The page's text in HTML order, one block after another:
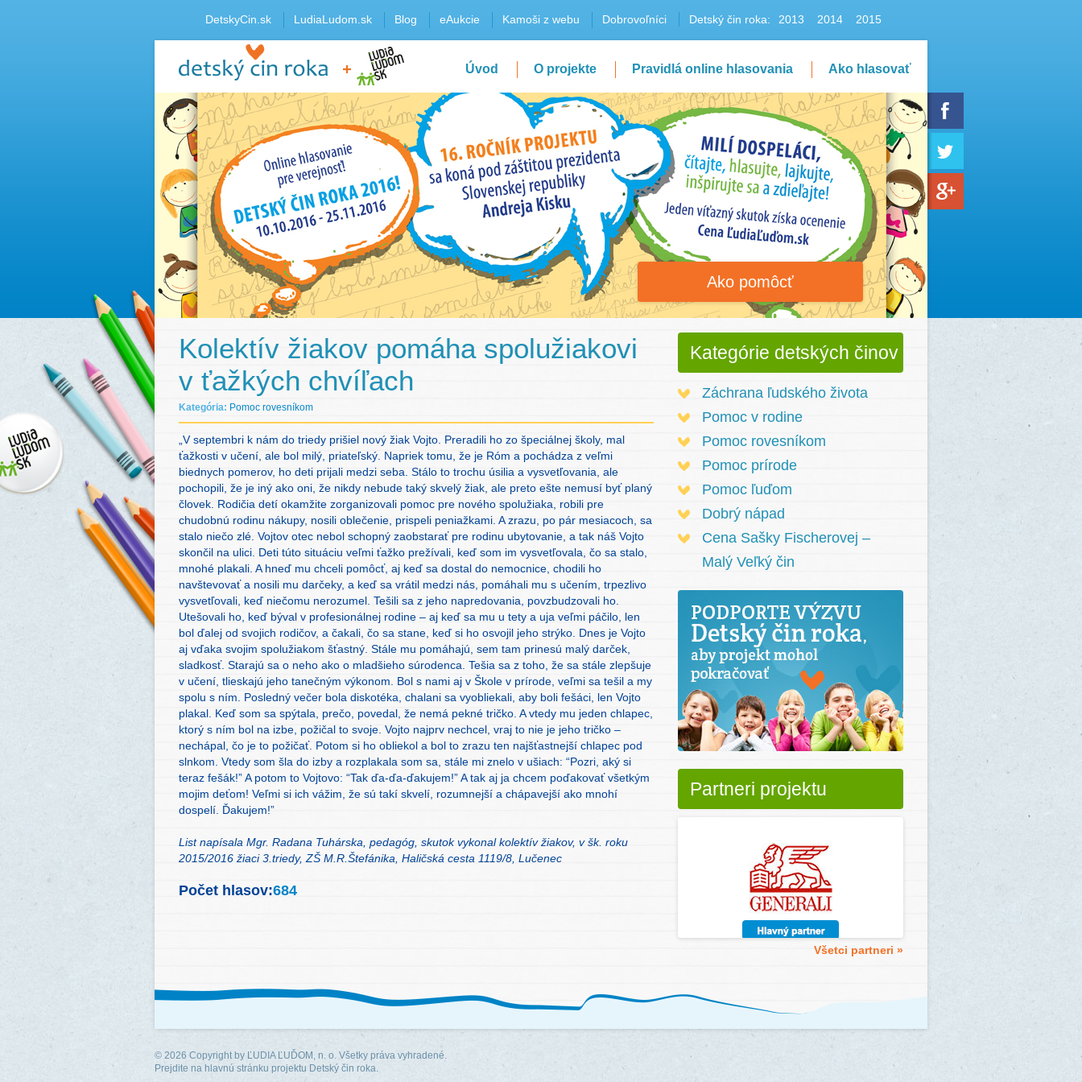
DetskyCin.sk LudiaLudom.sk Blog eAukcie Kamoši z webu Dobrovoľníci Detský čin roka: 2013 2014 2015
Úvod O projekte Pravidlá online hlasovania Ako hlasovať
Ako pomôcť
Kolektív žiakov pomáha spolužiakovi
v ťažkých chvíľach
Kategória: Pomoc rovesníkom
„V septembri k nám do triedy prišiel nový žiak Vojto. Preradili ho zo špeciálnej školy, mal
ťažkosti v učení, ale bol milý, priateľský. Napriek tomu, že je Róm a pochádza z veľmi
biednych pomerov, ho deti prijali medzi seba. Stálo to trochu úsilia a vysvetľovania, ale
pochopili, že je iný ako oni, že nikdy nebude taký skvelý žiak, ale preto ešte nemusí byť planý
človek. Rodičia detí okamžite zorganizovali pomoc pre nového spolužiaka, robili pre
chudobnú rodinu nákupy, nosili oblečenie, prispeli peniažkami. A zrazu, po pár mesiacoch, sa
stalo niečo zlé. Vojtov otec nebol schopný zaobstarať pre rodinu ubytovanie, a tak náš Vojto
skončil na ulici. Deti túto situáciu veľmi ťažko prežívali, keď som im vysvetľovala, čo sa stalo,
mnohé plakali. A hneď mu chceli pomôcť, aj keď sa dostal do nemocnice, chodili ho
navštevovať a nosili mu darčeky, a keď sa vrátil medzi nás, pomáhali mu s učením, trpezlivo
vysvetľovali, keď niečomu nerozumel. Tešili sa z jeho napredovania, povzbudzovali ho.
Utešovali ho, keď býval v profesionálnej rodine – aj keď sa mu u tety a uja veľmi páčilo, len
bol ďalej od svojich rodičov, a čakali, čo sa stane, keď si ho osvojil jeho strýko. Dnes je Vojto
aj vďaka svojim spolužiakom šťastný. Stále mu pomáhajú, sem tam prinesú malý darček,
sladkosť. Starajú sa o neho ako o mladšieho súrodenca. Tešia sa z toho, že sa stále zlepšuje
v učení, tlieskajú jeho tanečným výkonom. Bol s nami aj v Škole v prírode, veľmi sa tešil a my
spolu s ním. Posledný večer bola diskotéka, chalani sa vyobliekali, aby boli fešáci, len Vojto
plakal. Keď som sa spýtala, prečo, povedal, že nemá pekné tričko. A vtedy mu jeden chlapec,
ktorý s ním bol na izbe, požičal to svoje. Vojto najprv nechcel, vraj to nie je jeho tričko –
nechápal, čo je to požičať. Potom si ho obliekol a bol to zrazu ten najšťastnejší chlapec pod
slnkom. Vtedy som šla do izby a rozplakala som sa, stále mi znelo v ušiach: “Pozri, aký si
teraz fešák!” A potom to Vojtovo: “Tak ďa-ďa-ďakujem!” A tak aj ja chcem poďakovať všetkým
mojim deťom! Veľmi si ich vážim, že sú takí skvelí, rozumnejší a chápavejší ako mnohí
dospelí. Ďakujem!”
List napísala Mgr. Radana Tuhárska, pedagóg , skutok vykonal kolektív žiakov, v šk. roku
2015/2016 žiaci 3.triedy, ZŠ M.R.Štefánika, Haličská cesta 1119/8, Lučenec
Počet hlasov:684
Kategórie detských činov
Záchrana ľudského života
Pomoc v rodine
Pomoc rovesníkom
Pomoc prírode
Pomoc ľuďom
Dobrý nápad
Cena Sašky Fischerovej –
Malý Veľký čin
Partneri projektu
Všetci partneri »
© 2026 Copyright by ĽUDIA ĽUĎOM, n. o. Všetky práva vyhradené.
Prejdite na hlavnú stránku projektu Detský čin roka.